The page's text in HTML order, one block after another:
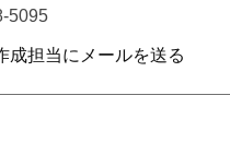
5095
成担当にメールを送る